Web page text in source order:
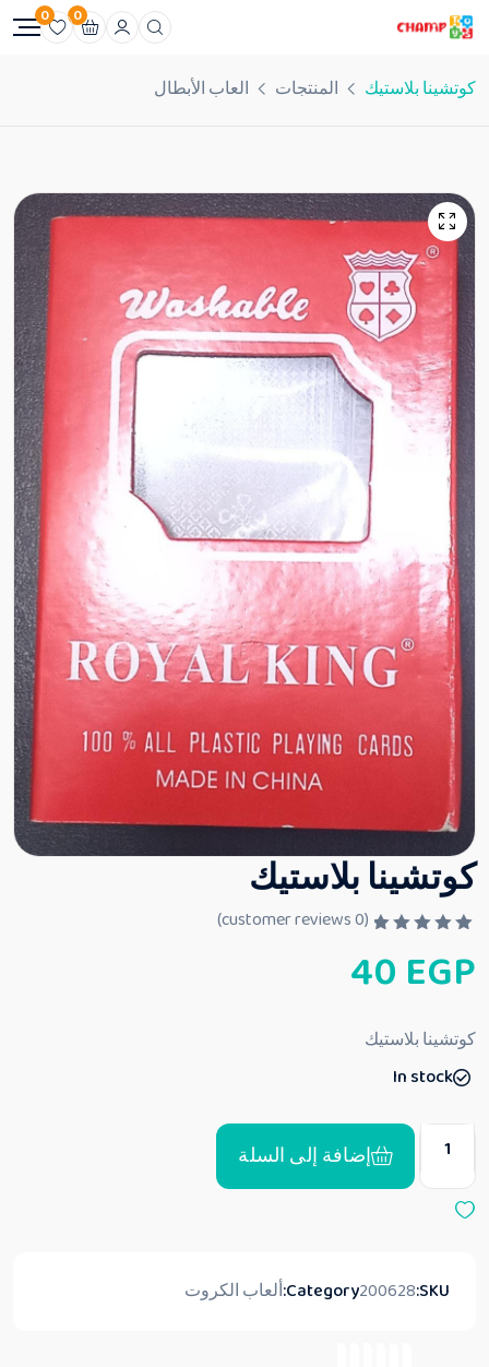
0
0
كوتشينا بلاستيك المنتجات العاب الأبطال
كوتشينا بلاستيك
م
ا
ي
م
ن
(
0
40 EGP
كوتشينا بلاستيك
In stock
إضافة إلى السلة
SKU:
200628
Category:ألعاب الكروت